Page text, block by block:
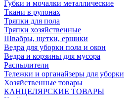
Губки и мочалки металлические
Ткани в рулонах
Тряпки для пола
Тряпки хозяйственные
Швабры, щетки, ершики
Ведра для уборки пола и окон
Ведра и корзины для мусора
Распылители
Тележки и органайзеры для уборки
Хозяйственные товары
КАНЦЕЛЯРСКИЕ ТОВАРЫ